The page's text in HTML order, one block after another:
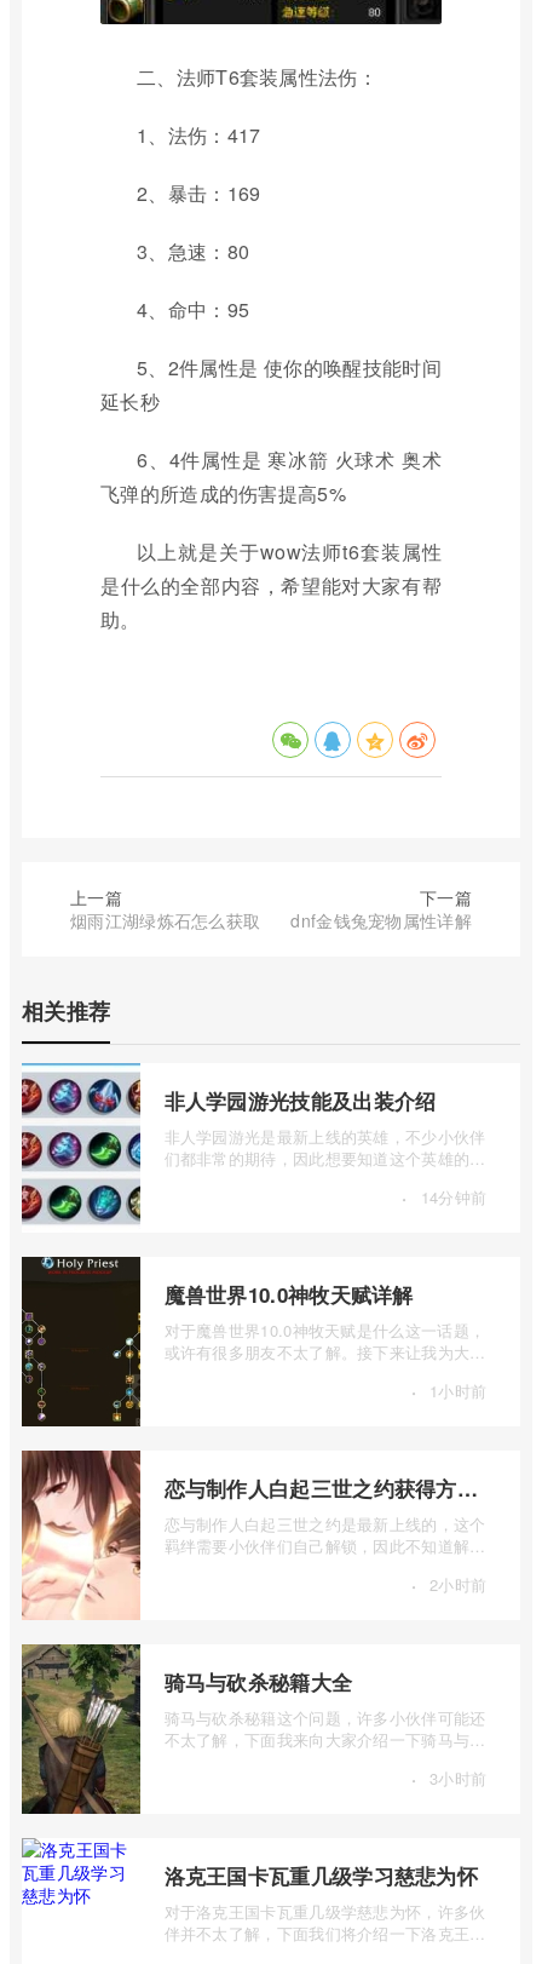
二、法师T6套装属性法伤：
1、法伤：417
2、暴击：169
3、急速：80
4、命中：95
5、2件属性是 使你的唤醒技能时间
延长秒
6、4件属性是 寒冰箭 火球术 奥术
飞弹的所造成的伤害提高5%
以上就是关于wow法师t6套装属性
是什么的全部内容，希望能对大家有帮
助。
上一篇
烟雨江湖绿炼石怎么获取
下一篇
dnf金钱兔宠物属性详解
相关推荐
非人学园游光技能及出装介绍
非人学园游光是最新上线的英雄，不少小伙伴
们都非常的期待，因此想要知道这个英雄的技
· 14分钟前
魔兽世界10.0神牧天赋详解
对于魔兽世界10.0神牧天赋是什么这一话题，
或许有很多朋友不太了解。接下来让我为大家
· 1小时前
恋与制作人白起三世之约获得方法介绍
恋与制作人白起三世之约是最新上线的，这个
羁绊需要小伙伴们自己解锁，因此不知道解锁
· 2小时前
骑马与砍杀秘籍大全
骑马与砍杀秘籍这个问题，许多小伙伴可能还
不太了解，下面我来向大家介绍一下骑马与砍
· 3小时前
洛克王国卡瓦重几级学习慈悲为怀
对于洛克王国卡瓦重几级学慈悲为怀，许多伙
伴并不太了解，下面我们将介绍一下洛克王国